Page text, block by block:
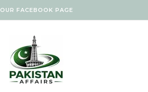
OUR FACEBOOK PAGE